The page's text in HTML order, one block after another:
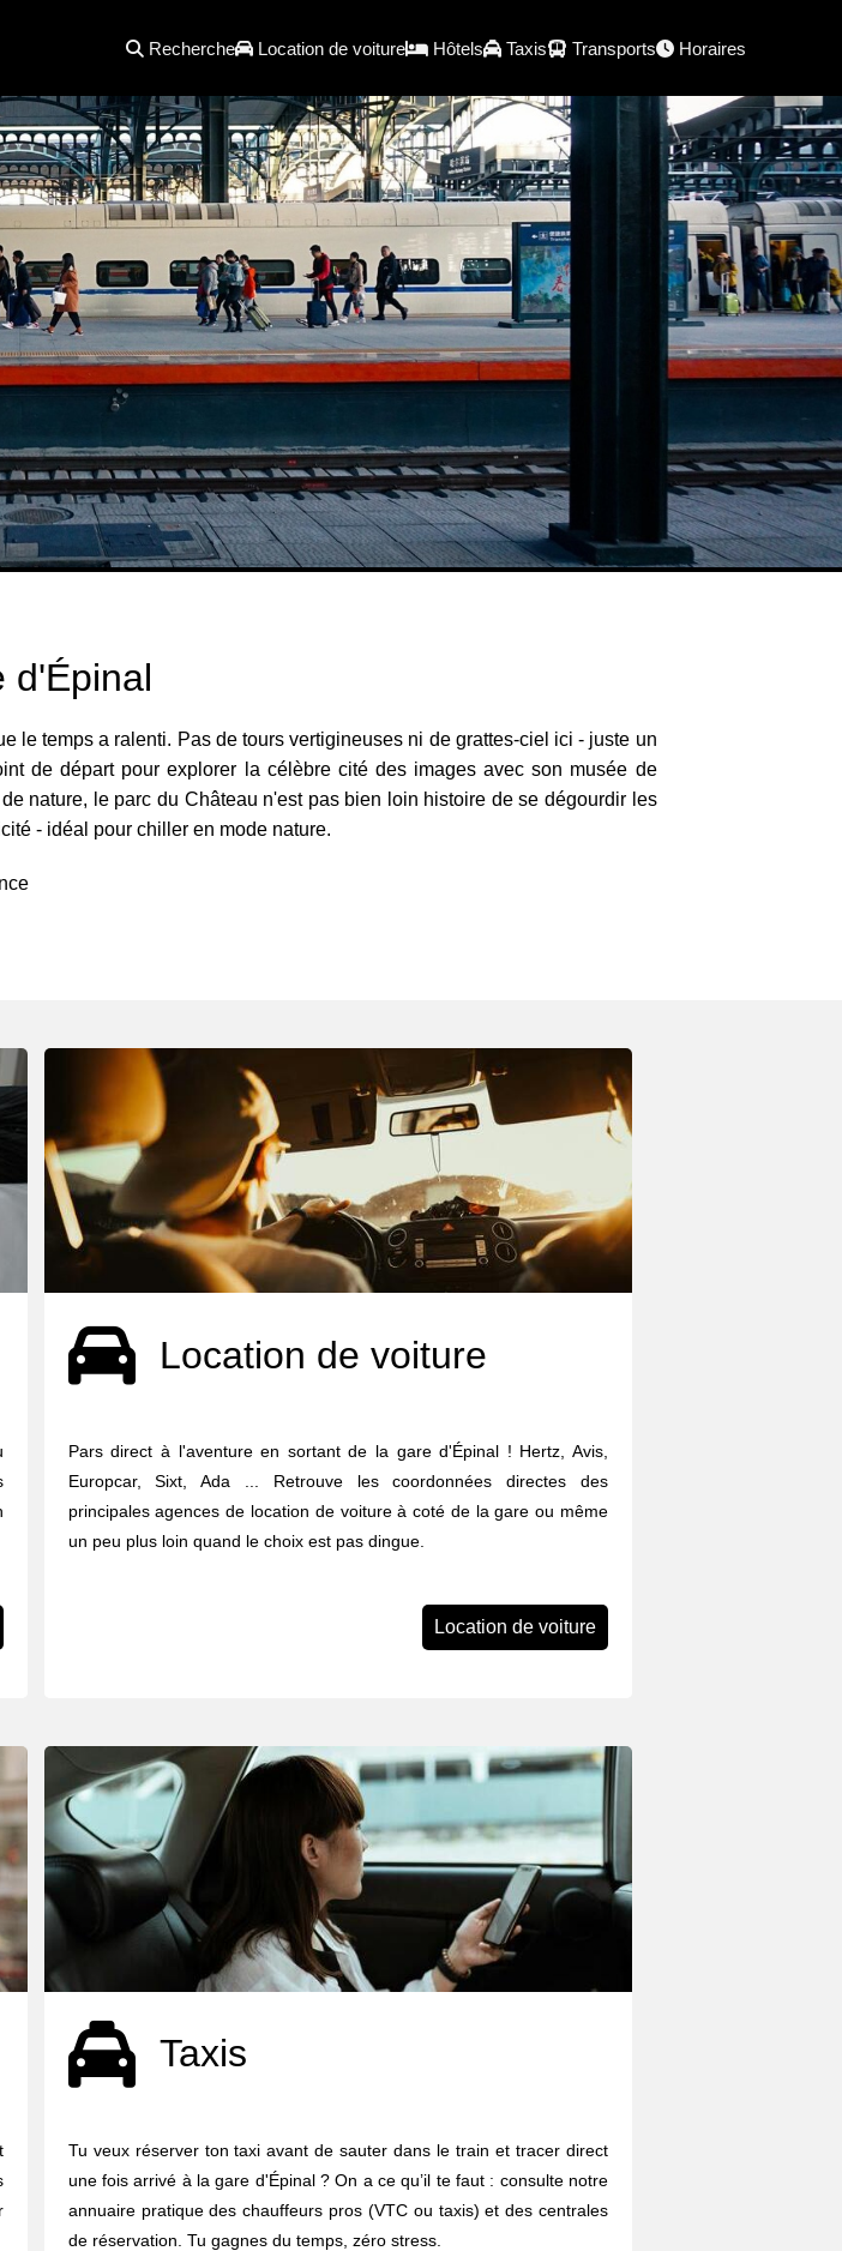
Recherche Location de voiture Hôtels Taxis Transports Horaires
d'Épinal
le temps a ralenti. Pas de tours vertigineuses ni de grattes-ciel ici - juste un
de départ pour explorer la célèbre cité des images avec son musée de
nature, le parc du Château n'est pas bien loin histoire de se dégourdir les
- idéal pour chiller en mode nature.
Location de voiture
Pars direct à l'aventure en sortant de la gare d'Épinal ! Hertz, Avis,
Europcar, Sixt, Ada ... Retrouve les coordonnées directes des
principales agences de location de voiture à coté de la gare ou même
un peu plus loin quand le choix est pas dingue.
Location de voiture
Taxis
Tu veux réserver ton taxi avant de sauter dans le train et tracer direct
une fois arrivé à la gare d'Épinal ? On a ce qu’il te faut : consulte notre
annuaire pratique des chauffeurs pros (VTC ou taxis) et des centrales
de réservation. Tu gagnes du temps, zéro stress.